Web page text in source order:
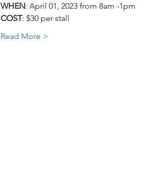
WHEN: April 01, 2023 from 8am -1pm
COST: $30 per stall
Read More >